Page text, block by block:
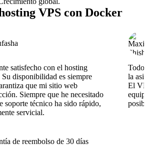
VPS con Docker
satisfecho con el hosting
disponibilidad es siempre
que mi sitio web
Siempre que he necesitado
soporte técnico ha sido rápido,
servicial.
Todo
la
El
de reembolso de 30 días